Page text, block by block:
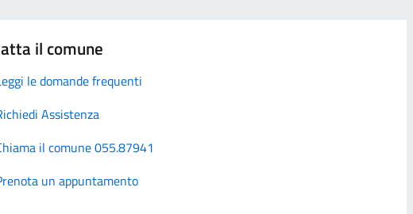
il comune
le domande frequenti
Assistenza
il comune 055.87941
un appuntamento